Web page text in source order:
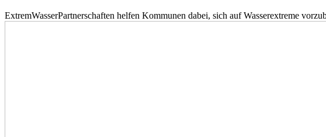
ExtremWasserPartnerschaften helfen Kommunen dabei, sich auf Wasserextreme